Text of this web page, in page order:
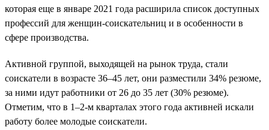
которая еще в январе 2021 года расширила список доступных
профессий для женщин-соискательниц и в особенности в
сфере производства.
Активной группой, выходящей на рынок труда, стали
соискатели в возрасте 36–45 лет, они разместили 34% резюме,
за ними идут работники от 26 до 35 лет (30% резюме).
Отметим, что в 1–2-м кварталах этого года активней искали
работу более молодые соискатели.